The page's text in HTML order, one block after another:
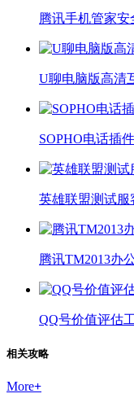
腾讯手机管家安
U聊电脑版高清
SOPHO电话插
英雄联盟测试服
腾讯TM2013办
QQ号价值评估
相关攻略
More+